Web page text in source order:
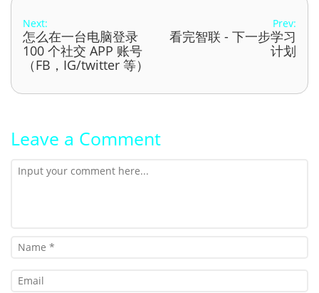
Next:
怎么在一台电脑登录
100 个社交 APP 账号
（FB，IG/twitter 等）
Prev:
看完智联 - 下一步学习
计划
Leave a Comment